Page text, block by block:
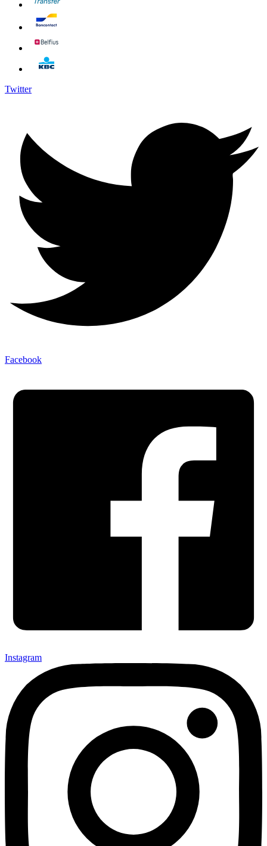
Twitter
Facebook
Instagram